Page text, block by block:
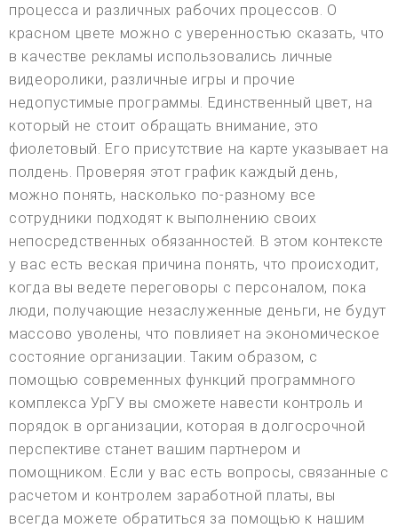
процесса и различных рабочих процессов. О
красном цвете можно с уверенностью сказать, что
в качестве рекламы использовались личные
видеоролики, различные игры и прочие
недопустимые программы. Единственный цвет, на
который не стоит обращать внимание, это
фиолетовый. Его присутствие на карте указывает на
полдень. Проверяя этот график каждый день,
можно понять, насколько по-разному все
сотрудники подходят к выполнению своих
непосредственных обязанностей. В этом контексте
у вас есть веская причина понять, что происходит,
когда вы ведете переговоры с персоналом, пока
люди, получающие незаслуженные деньги, не будут
массово уволены, что повлияет на экономическое
состояние организации. Таким образом, с
помощью современных функций программного
комплекса УрГУ вы сможете навести контроль и
порядок в организации, которая в долгосрочной
перспективе станет вашим партнером и
помощником. Если у вас есть вопросы, связанные с
расчетом и контролем заработной платы, вы
всегда можете обратиться за помощью к нашим